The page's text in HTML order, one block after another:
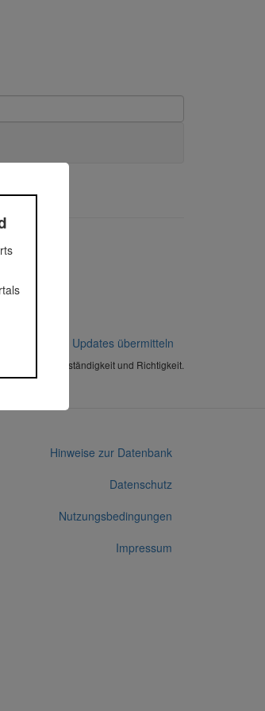
Korrekturen / Updates übermitteln
auf Vollständigkeit und Richtigkeit.
Hinweise zur Datenbank
Datenschutz
Nutzungsbedingungen
Impressum